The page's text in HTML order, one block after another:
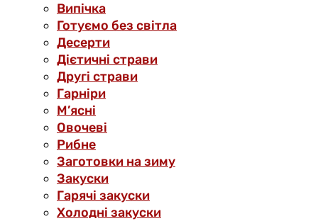
Випічка
Готуємо без світла
Десерти
Дієтичні страви
Другі страви
Гарніри
М’ясні
Овочеві
Рибне
Заготовки на зиму
Закуски
Гарячі закуски
Холодні закуски